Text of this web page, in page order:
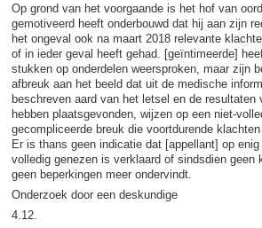
Op grond van het voorgaande is het hof van
gemotiveerd heeft onderbouwd dat hij aan zijn
het ongeval ook na maart 2018 relevante
of in ieder geval heeft gehad. [geïntimeerde]
stukken op onderdelen weersproken, maar zijn
afbreuk aan het beeld dat uit de medische
beschreven aard van het letsel en de resultaten
hebben plaatsgevonden, wijzen op een niet-
gecompliceerde breuk die voortdurende
Er is thans geen indicatie dat [appellant] op
volledig genezen is verklaard of sindsdien geen
geen beperkingen meer ondervindt.
Onderzoek door een deskundige
4.12.